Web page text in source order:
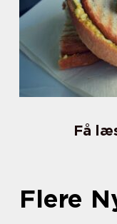
Få
Flere